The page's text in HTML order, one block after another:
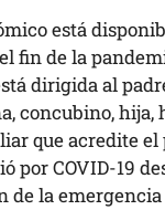
está
fin de la
dirigida al
concubino, hija,
que acredite
por COVID-19
de la